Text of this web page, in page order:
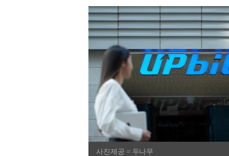
사진제공 = 두나무